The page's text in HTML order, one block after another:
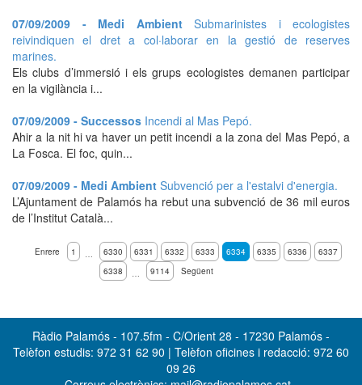
07/09/2009 - Medi Ambient Submarinistes i ecologistes
reivindiquen el dret a col·laborar en la gestió de reserves
marines.
Els clubs d’immersió i els grups ecologistes demanen participar
en la vigilància i...
07/09/2009 - Successos Incendi al Mas Pepó.
Ahir a la nit hi va haver un petit incendi a la zona del Mas Pepó, a
La Fosca. El foc, quin...
07/09/2009 - Medi Ambient Subvenció per a l'estalvi d'energia.
L’Ajuntament de Palamós ha rebut una subvenció de 36 mil euros
de l’Institut Català...
Enrere 1 … 6330 6331 6332 6333 6334 6335 6336
6337
6338
… 9114 Següent
Ràdio Palamós - 107.5fm - C/Orient 28 - 17230 Palamós -
Telèfon estudis: 972 31 62 90 | Telèfon oficines i redacció: 972 60
09 26